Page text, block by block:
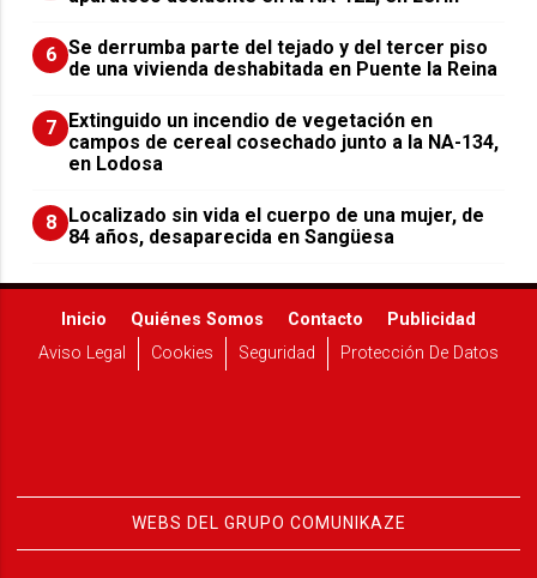
6 Se derrumba parte del tejado y del tercer piso
de una vivienda deshabitada en Puente la Reina
7 Extinguido un incendio de vegetación en
campos de cereal cosechado junto a la NA-134,
en Lodosa
8 Localizado sin vida el cuerpo de una mujer, de
84 años, desaparecida en Sangüesa
Inicio Quiénes Somos Contacto
Publicidad
Aviso Legal
Cookies Seguridad Protección De Datos
WEBS DEL GRUPO COMUNIKAZE